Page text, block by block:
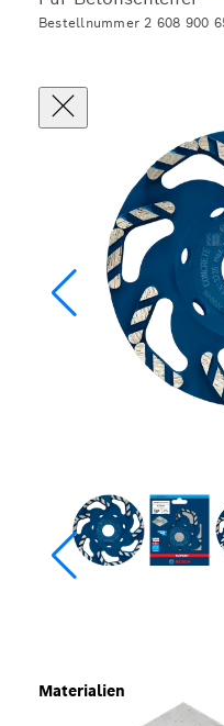
Bestellnummer 2 608 900
Materialien